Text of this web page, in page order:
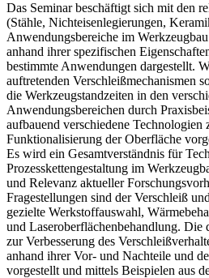
Das Seminar beschäftigt sich mit den
(Stähle, Nichteisenlegierungen,
Anwendungsbereiche im
anhand ihrer spezifischen
bestimmte Anwendungen dargestellt.
auftretenden Verschleißmechanismen
die Werkzeugstandzeiten in den
Anwendungsbereichen durch
aufbauend verschiedene Technologien
Funktionalisierung der Oberfläche
Es wird ein Gesamtverständnis für
Prozesskettengestaltung im
und Relevanz aktueller
Fragestellungen sind der Verschleiß
gezielte Werkstoffauswahl,
und Laseroberflächenbehandlung. Die
zur Verbesserung des
anhand ihrer Vor- und Nachteile und
vorgestellt und mittels Beispielen aus